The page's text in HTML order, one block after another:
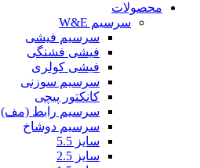
محصولات
سرسیم W&E
سرسیم فیشی
فیشی فشنگی
فیشی کولری
سرسیم سوزنی
کانکتور پیچی
سرسیم رابط (مف)
سرسیم دوشاخ
سایز 5.5
سایز 2.5